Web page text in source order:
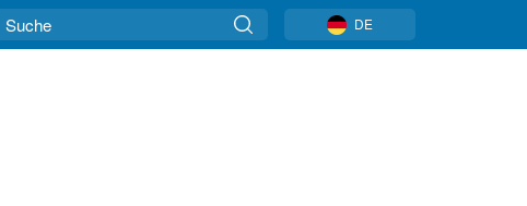
DE